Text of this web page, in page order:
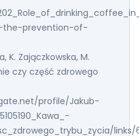
prevention-of-
K. Zajączkowska, M.
czy część zdrowego
profile/Jakub-